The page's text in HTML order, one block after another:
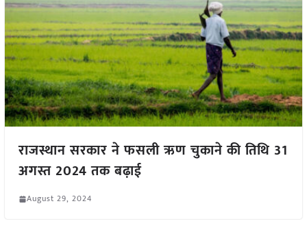
राजस्थान सरकार ने फसली ऋण चुकाने की तिथि 31
अगस्त 2024 तक बढ़ाई
August 29, 2024